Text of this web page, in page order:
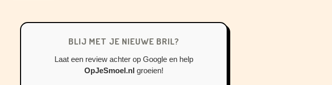
M
BLIJ MET JE NIEUWE BRIL?
Laat een review achter op Google en help
OpJeSmoel.nl groeien!